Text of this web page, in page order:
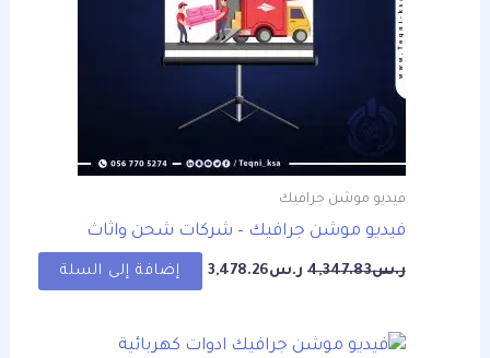
فيديو موشن جرافيك
فيديو موشن جرافيك – شركات شحن واثاث
ر.س4,347.83 ر.س3,478.26 إضافة إلى السلة
السعر
السعر